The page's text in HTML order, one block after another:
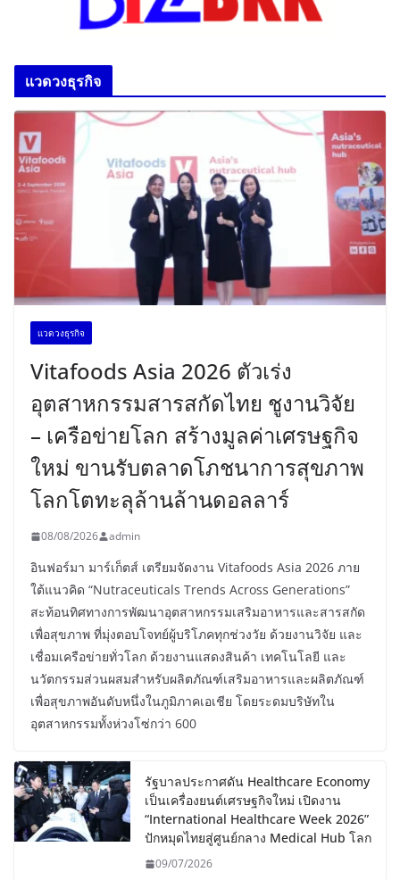
เเวดวงธุรกิจ
เเวดวงธุรกิจ
Vitafoods Asia 2026 ตัวเร่ง
อุตสาหกรรมสารสกัดไทย ชูงานวิจัย
– เครือข่ายโลก สร้างมูลค่าเศรษฐกิจ
ใหม่ ขานรับตลาดโภชนาการสุขภาพ
โลกโตทะลุล้านล้านดอลลาร์
08/08/2026 admin
อินฟอร์มา มาร์เก็ตส์ เตรียมจัดงาน Vitafoods Asia 2026 ภาย
ใต้แนวคิด “Nutraceuticals Trends Across Generations”
สะท้อนทิศทางการพัฒนาอุตสาหกรรมเสริมอาหารและสารสกัด
เพื่อสุขภาพ ที่มุ่งตอบโจทย์ผู้บริโภคทุกช่วงวัย ด้วยงานวิจัย และ
เชื่อมเครือข่ายทั่วโลก ด้วยงานแสดงสินค้า เทคโนโลยี และ
นวัตกรรมส่วนผสมสำหรับผลิตภัณฑ์เสริมอาหารและผลิตภัณฑ์
เพื่อสุขภาพอันดับหนึ่งในภูมิภาคเอเชีย โดยระดมบริษัทใน
อุตสาหกรรมทั้งห่วงโซ่กว่า 600
รัฐบาลประกาศดัน Healthcare Economy
เป็นเครื่องยนต์เศรษฐกิจใหม่ เปิดงาน
“International Healthcare Week 2026”
ปักหมุดไทยสู่ศูนย์กลาง Medical Hub โลก
09/07/2026